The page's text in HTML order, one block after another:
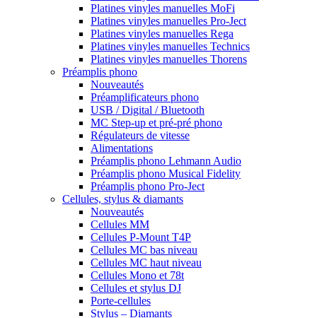
Platines vinyles manuelles MoFi
Platines vinyles manuelles Pro-Ject
Platines vinyles manuelles Rega
Platines vinyles manuelles Technics
Platines vinyles manuelles Thorens
Préamplis phono
Nouveautés
Préamplificateurs phono
USB / Digital / Bluetooth
MC Step-up et pré-pré phono
Régulateurs de vitesse
Alimentations
Préamplis phono Lehmann Audio
Préamplis phono Musical Fidelity
Préamplis phono Pro-Ject
Cellules, stylus & diamants
Nouveautés
Cellules MM
Cellules P-Mount T4P
Cellules MC bas niveau
Cellules MC haut niveau
Cellules Mono et 78t
Cellules et stylus DJ
Porte-cellules
Stylus – Diamants